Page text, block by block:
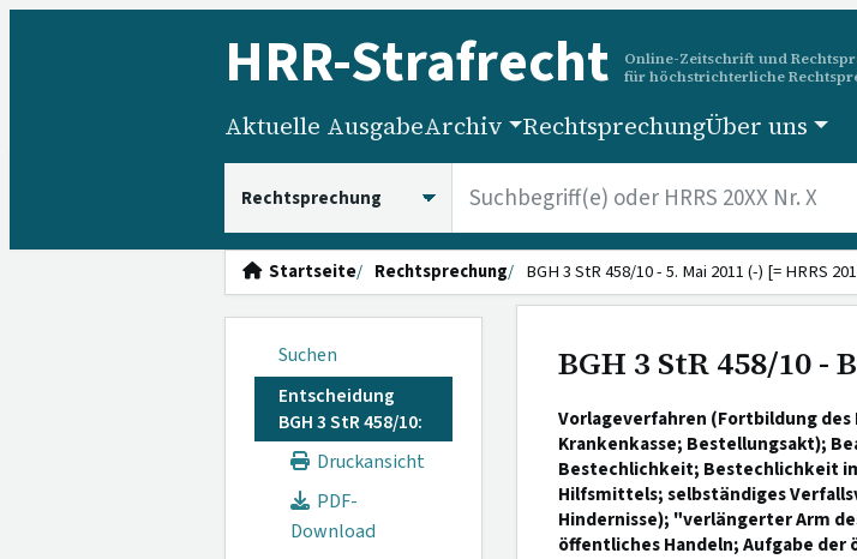
HRR-Strafrecht
Online-Zeitschrift und
für höchstrichterliche
Aktuelle AusgabeArchiv RechtsprechungÜber uns
Startseite Rechtsprechung BGH 3 StR 458/10 - 5. Mai 2011 (-) [= HRRS
Suchen
Entscheidung
BGH 3 StR 458/10:
Druckansicht
PDF-
Download
BGH 3 StR 458/10 -
Vorlageverfahren (Fortbildung
Krankenkasse; Bestellungsakt);
Bestechlichkeit; Bestechlichkeit
Hilfsmittels; selbständiges
Hindernisse); "verlängerter Arm
öffentliches Handeln; Aufgabe